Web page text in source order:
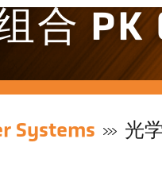
合
Systems 光